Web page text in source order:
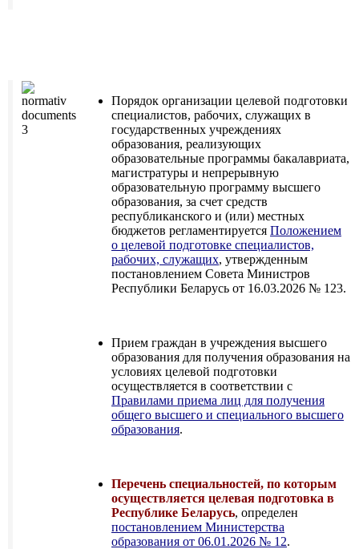
Порядок организации целевой подготовки
специалистов, рабочих, служащих в
государственных учреждениях
образования, реализующих
образовательные программы бакалавриата,
магистратуры и непрерывную
образовательную программу высшего
образования, за счет средств
республиканского и (или) местных
бюджетов регламентируется Положением
о целевой подготовке специалистов,
рабочих, служащих, утвержденным
постановлением Совета Министров
Республики Беларусь от 16.03.2026 № 123.
Прием граждан в учреждения высшего
образования для получения образования на
условиях целевой подготовки
осуществляется в соответствии с
Правилами приема лиц для получения
общего высшего и специального высшего
образования.
Перечень специальностей, по которым
осуществляется целевая подготовка в
Республике Беларусь, определен
постановлением Министерства
образования от 06.01.2026 № 12.